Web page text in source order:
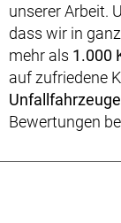
unserer Arbeit.
dass wir in
mehr als 1.000
auf zufriedene
Bewertungen